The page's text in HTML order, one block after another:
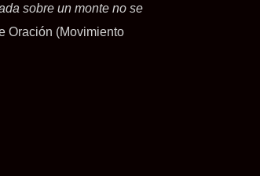
sobre un monte no se
Oración (Movimiento